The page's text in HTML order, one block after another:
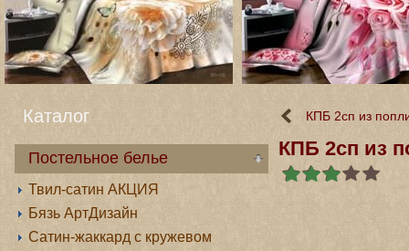
КПБ 2сп из
КПБ 2сп из
Каталог
Постельное белье
Твил-сатин АКЦИЯ
Бязь АртДизайн
Сатин-жаккард с кружевом